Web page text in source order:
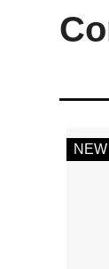
NEW